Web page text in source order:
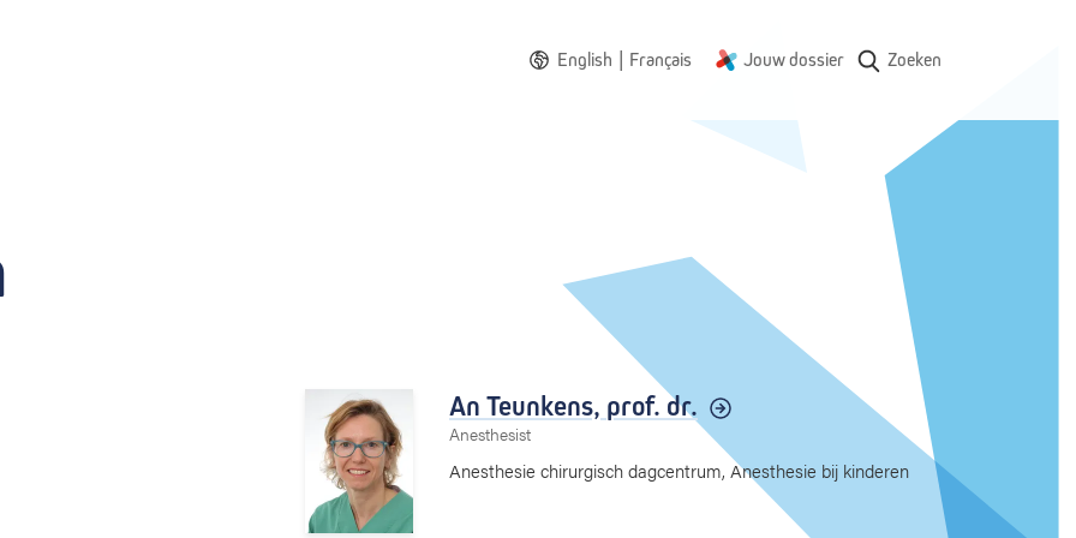
English | Français Jouw dossier Zoeken
An Teunkens, prof. dr.
Anesthesist
Anesthesie chirurgisch dagcentrum, Anesthesie bij kinderen